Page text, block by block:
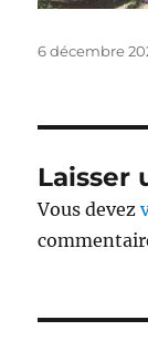
Publié
6 décembre
Laisser
Vous devez